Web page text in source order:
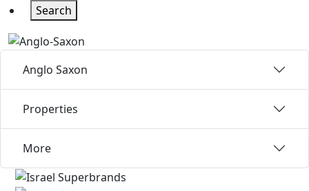
Search
Anglo Saxon
Properties
More